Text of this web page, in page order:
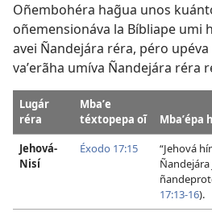
Oñembohéra hag̃ua unos
oñemensionáva la Bíbliape umi
avei Ñandejára réra, péro upéva
vaʼerãha umíva Ñandejára réra
Lugár
réra
Mbaʼe
téxtopepa oĩ
Mbaʼépa
Jehová-
Nisí
Éxodo 17:15
“Jehová
17:13-16).